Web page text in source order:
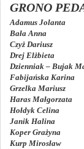
GRONO
Adamus Jolanta
Bała Anna
Czyż Dariusz
Drej Elżbieta
Dzienniak – Bujak
Fabijańska Karina
Grzelka Mariusz
Haras Małgorzata
Hołdyk Celina
Janik Halina
Koper Grażyna
Kurp Mirosław